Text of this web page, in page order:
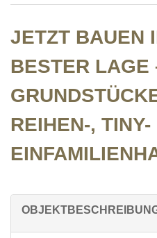
JETZT BAUEN
BESTER LAGE
REIHEN-,